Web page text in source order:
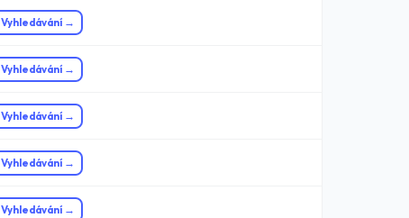
Vyhledávání →
Vyhledávání →
Vyhledávání →
Vyhledávání →
Vyhledávání →